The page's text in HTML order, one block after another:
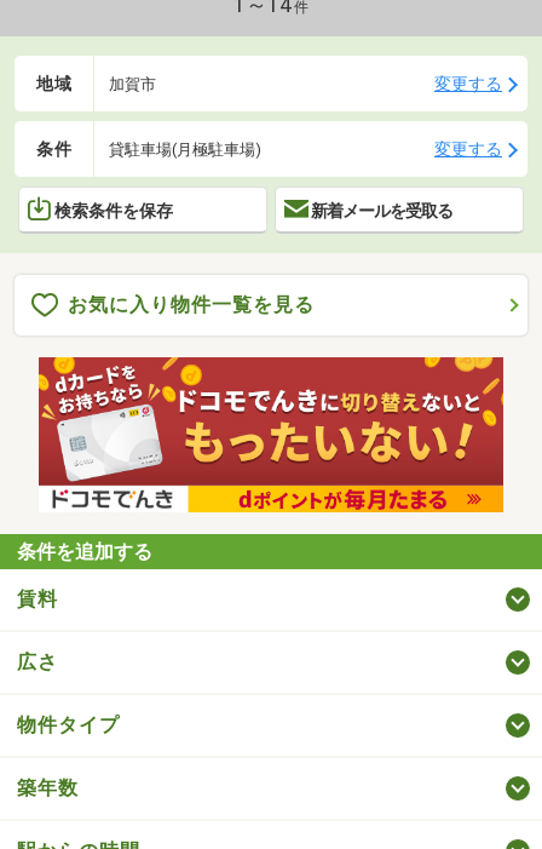
1～14件
地域 加賀市 変更する
条件 貸駐車場(月極駐車場) 変更する
検索条件を保存 新着メールを受取る
お気に入り物件一覧を見る
条件を追加する
賃料
広さ
物件タイプ
築年数